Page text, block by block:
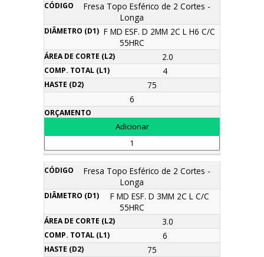
Fresa Topo Esférico de 2 Cortes -
Longa
F MD ESF. D 2MM 2C L H6 C/C
55HRC
2.0
4
75
6
Fresa Topo Esférico de 2 Cortes -
Longa
F MD ESF. D 3MM 2C L C/C
55HRC
3.0
6
75